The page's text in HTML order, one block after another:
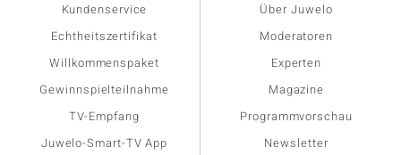
Kundenservice
Echtheitszertifikat
Willkommenspaket
Gewinnspielteilnahme
TV-Empfang
Juwelo-Smart-TV App
Über Juwelo
Moderatoren
Experten
Magazine
Programmvorschau
Newsletter